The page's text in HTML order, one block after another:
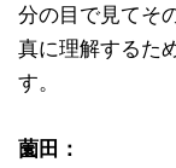
分の目で見てそ
真に理解するた
す。
薗田：